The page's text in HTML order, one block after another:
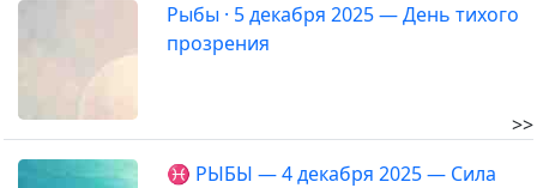
Рыбы · 5 декабря 2025 — День тихого
прозрения
>>
♓ РЫБЫ — 4 декабря 2025 — Сила